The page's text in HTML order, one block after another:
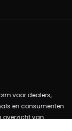
voor dealers,
en consumenten
overzicht van